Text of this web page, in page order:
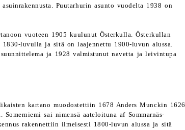
Puutarhurin asunto vuodelta 1938 on
vuoteen 1905 kuulunut Österkulla. Österkullan
luvulla ja sitä on laajennettu 1900-luvun alussa.
ja 1928 valmistunut navetta ja leivintupa
kartano muodostettiin 1678 Anders Munckin 1626
sai nimensä aateloituna af Sommarnäs-
rakennettiin ilmeisesti 1800-luvun alussa ja sitä